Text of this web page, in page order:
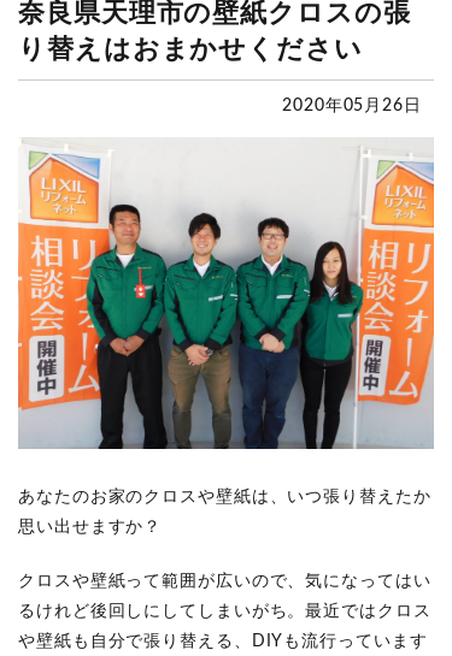
奈良県天理市の壁紙クロスの張
り替えはおまかせください
2020年05月26日
あなたのお家のクロスや壁紙は、いつ張り替えたか
思い出せますか？
クロスや壁紙って範囲が広いので、気になってはい
るけれど後回しにしてしまいがち。最近ではクロス
や壁紙も自分で張り替える、DIYも流行っています